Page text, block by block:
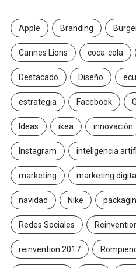
Apple Branding
Cannes Lions coca-cola
Destacado Diseño
estrategia Facebook
Ideas ikea innovación
Instagram inteligencia
marketing marketing digital
navidad Nike
Redes Sociales
reinvention 2017